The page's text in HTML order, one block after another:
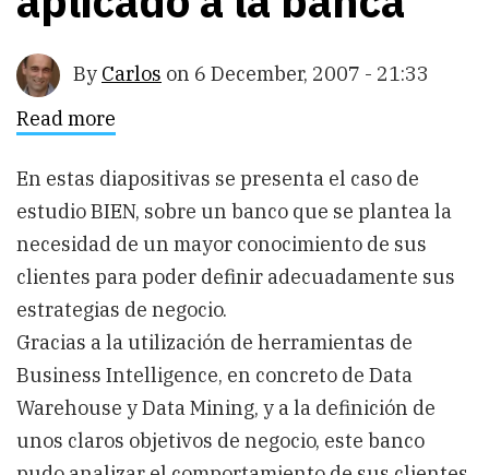
By Carlos on 6 December, 2007 - 21:33
Read more
estudio:
Business
Intelligence
aplicado
a
la
banca
En estas diapositivas se presenta el caso de
estudio BIEN, sobre un banco que se plantea la
necesidad de un mayor conocimiento de sus
clientes para poder definir adecuadamente sus
estrategias de negocio.
Gracias a la utilización de herramientas de
Business Intelligence, en concreto de Data
Warehouse y Data Mining, y a la definición de
unos claros objetivos de negocio, este banco